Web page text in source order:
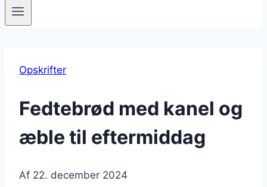
Opskrifter
Fedtebrød med kanel og
æble til eftermiddag
Af 22. december 2024